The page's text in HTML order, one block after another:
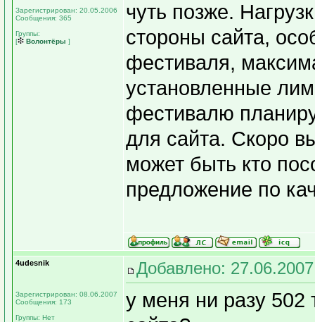
Зарегистрирован: 20.05.2006
Сообщения: 365
Группы:
[
Волонтёры ]
чуть позже.
стороны сайта,
фестиваля,
установленные
фестивалю
для сайта. Скоро
может быть кто
предложение по
4udesnik
Зарегистрирован: 08.06.2007
Сообщения: 173
Группы: Нет
Добавлено:
у меня ни разу 502